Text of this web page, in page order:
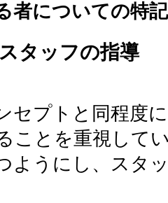
者についての特
タッフの指導
セプトと同程度
ことを重視して
ようにし、スタ